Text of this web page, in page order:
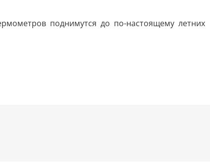
поднимутся до по-настоящему летних